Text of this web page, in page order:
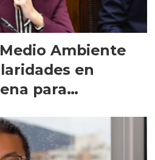
Ambiente
en
para